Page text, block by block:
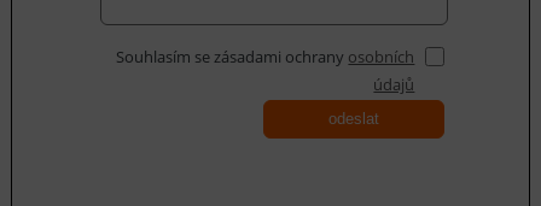
Souhlasím se zásadami ochrany osobních
údajů
odeslat